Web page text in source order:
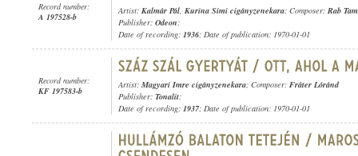
Record number:
A 197528-b
Artist: Kalmár Pál, Kurina Simi cigányzenekara; Composer: Rab
Publisher: Odeon;
Date of recording: 1936; Date of publication: 1970-01-01
Record number:
KF 197583-b
Artist: Magyari Imre cigányzenekara; Composer: Fráter Lóránd
Publisher: Tonalit;
Date of recording: 1937; Date of publication: 1970-01-01